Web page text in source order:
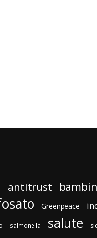
antitrust
Greenpeace
salmonella salute